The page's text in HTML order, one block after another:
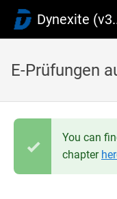
E-Prüfungen
You can
chapter